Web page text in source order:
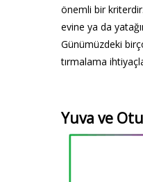
önemli bir
evine ya da
Günümüzdeki
tırmalama
Yuva ve